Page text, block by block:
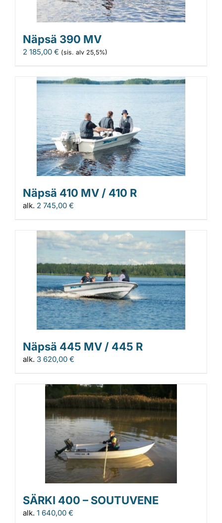
Näpsä 390 MV
2 185,00 € (sis. alv 25,5%)
Näpsä 410 MV / 410 R
alk. 2 745,00 €
Näpsä 445 MV / 445 R
alk. 3 620,00 €
SÄRKI 400 – SOUTUVENE
alk. 1 640,00 €